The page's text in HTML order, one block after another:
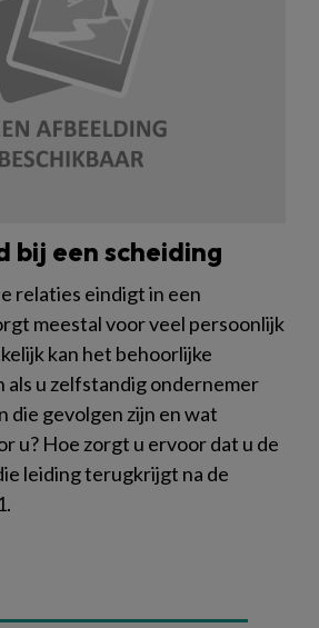
bij een scheiding
relaties eindigt in een
meestal voor veel persoonlijk
kan het behoorlijke
als u zelfstandig ondernemer
die gevolgen zijn en wat
u? Hoe zorgt u ervoor dat u de
leiding terugkrijgt na de